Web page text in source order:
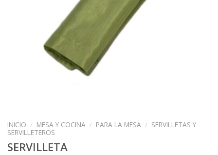
INICIO / MESA Y COCINA / PARA LA MESA / SERVILLETAS Y
SERVILLETEROS
SERVILLETA